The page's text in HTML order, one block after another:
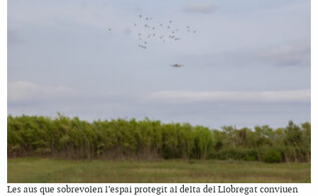
Les aus que sobrevolen l’espai protegit al delta del Llobregat conviuen